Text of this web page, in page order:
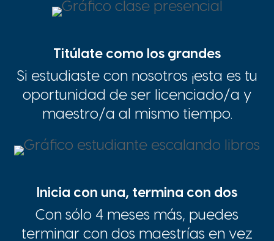
Titúlate como los grandes
Si estudiaste con nosotros ¡esta es tu
oportunidad de ser licenciado/a y
maestro/a al mismo tiempo.
Inicia con una, termina con dos
Con sólo 4 meses más, puedes
terminar con dos maestrías en vez